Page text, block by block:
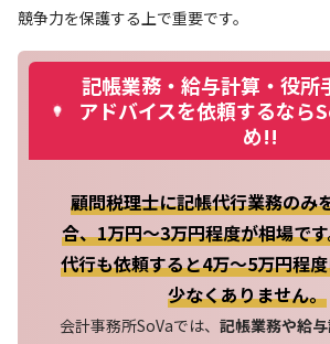
競争力を保護する上で重要です。
記帳業務・給与計算・役所
アドバイスを依頼するなら
め!!
顧問税理士に記帳代行業務のみ
合、1万円～3万円程度が相場で
代行も依頼すると4万～5万円程
少なくありません。
会計事務所SoVaでは、 記帳業務や給